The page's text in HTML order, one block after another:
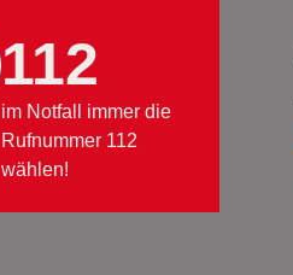
112
im Notfall immer die
Rufnummer 112
wählen!